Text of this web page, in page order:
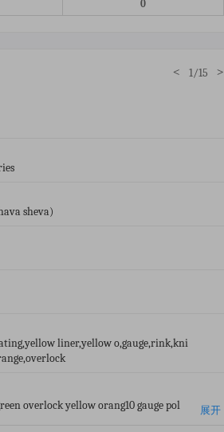
0
< 1/15 >
sheva)
liner,yellow o,gauge,rink,kni
overlock yellow orang10 gauge pol
展开